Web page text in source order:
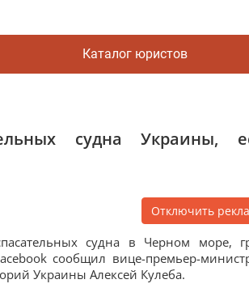
Каталог юристов
судна Украины,
Отключить
судна в Черном море,
сообщил вице-премьер-
Украины Алексей Кулеба.